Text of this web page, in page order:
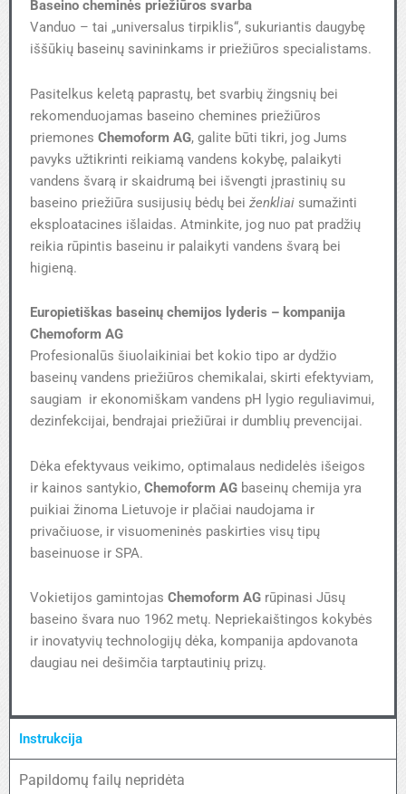
Baseino cheminės priežiūros svarba
Vanduo – tai „universalus tirpiklis“, sukuriantis daugybę
iššūkių baseinų savininkams ir priežiūros specialistams.
Pasitelkus keletą paprastų, bet svarbių žingsnių bei
rekomenduojamas baseino chemines priežiūros
priemones Chemoform AG, galite būti tikri, jog Jums
pavyks užtikrinti reikiamą vandens kokybę, palaikyti
vandens švarą ir skaidrumą bei išvengti įprastinių su
baseino priežiūra susijusių bėdų bei ženkliai sumažinti
eksploatacines išlaidas. Atminkite, jog nuo pat pradžių
reikia rūpintis baseinu ir palaikyti vandens švarą bei
higieną.
Europietiškas baseinų chemijos lyderis – kompanija
Chemoform AG
Profesionalūs šiuolaikiniai bet kokio tipo ar dydžio
baseinų vandens priežiūros chemikalai, skirti efektyviam,
saugiam ir ekonomiškam vandens pH lygio reguliavimui,
dezinfekcijai, bendrajai priežiūrai ir dumblių prevencijai.
Dėka efektyvaus veikimo, optimalaus nedidelės išeigos
ir kainos santykio, Chemoform AG baseinų chemija yra
puikiai žinoma Lietuvoje ir plačiai naudojama ir
privačiuose, ir visuomeninės paskirties visų tipų
baseinuose ir SPA.
Vokietijos gamintojas Chemoform AG rūpinasi Jūsų
baseino švara nuo 1962 metų. Nepriekaištingos kokybės
ir inovatyvių technologijų dėka, kompanija apdovanota
daugiau nei dešimčia tarptautinių prizų.
Instrukcija
Papildomų failų nepridėta